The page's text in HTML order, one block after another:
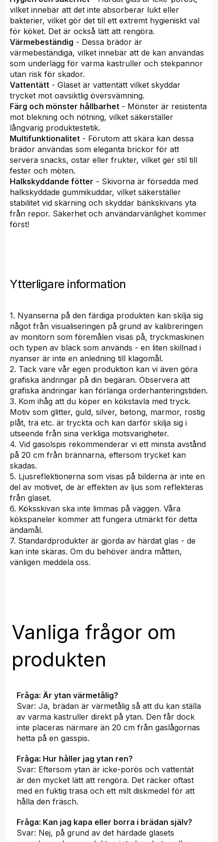
vilket innebär att det inte absorberar lukt eller
bakterier, vilket gör det till ett extremt hygieniskt val
för köket. Det är också lätt att rengöra.
Värmebeständig - Dessa brädor är
värmebeständiga, vilket innebär att de kan användas
som underlägg för varma kastruller och stekpannor
utan risk för skador.
Vattentätt - Glaset är vattentätt vilket skyddar
trycket mot oavsiktlig översvämning.
Färg och mönster hållbarhet - Mönster är resistenta
mot blekning och nötning, vilket säkerställer
långvarig produktestetik.
Multifunktionalitet - Förutom att skära kan dessa
brädor användas som eleganta brickor för att
servera snacks, ostar eller frukter, vilket ger stil till
fester och möten.
Halkskyddande fötter - Skivorna är försedda med
halkskyddade gummikuddar, vilket säkerställer
stabilitet vid skärning och skyddar bänkskivans yta
från repor. Säkerhet och användarvänlighet kommer
först!
Ytterligare information
1. Nyanserna på den färdiga produkten kan skilja sig
något från visualiseringen på grund av kalibreringen
av monitorn som föremålen visas på, tryckmaskinen
och typen av bläck som används - en liten skillnad i
nyanser är inte en anledning till klagomål.
2. Tack vare vår egen produktion kan vi även göra
grafiska ändringar på din begäran. Observera att
grafiska ändringar kan förlänga orderhanteringstiden.
3. Kom ihåg att du köper en kökstavla med tryck.
Motiv som glitter, guld, silver, betong, marmor, rostig
plåt, trä etc. är tryckta och kan därför skilja sig i
utseende från sina verkliga motsvarigheter.
4. Vid gasolspis rekommenderar vi ett minsta avstånd
på 20 cm från brännarna, eftersom trycket kan
skadas.
5. Ljusreflektionerna som visas på bilderna är inte en
del av motivet, de är effekten av ljus som reflekteras
från glaset.
6. Köksskivan ska inte limmas på väggen. Våra
kökspaneler kommer att fungera utmärkt för detta
ändamål.
7. Standardprodukter är gjorda av härdat glas - de
kan inte skäras. Om du behöver ändra måtten,
vänligen meddela oss.
Vanliga frågor om
produkten
Fråga: Är ytan värmetålig?
Svar: Ja, brädan är värmetålig så att du kan ställa
av varma kastruller direkt på ytan. Den får dock
inte placeras närmare än 20 cm från gaslågornas
hetta på en gasspis.
Fråga: Hur håller jag ytan ren?
Svar: Eftersom ytan är icke-porös och vattentät
är den mycket lätt att rengöra. Det räcker oftast
med en fuktig trasa och ett milt diskmedel för att
hålla den fräsch.
Fråga: Kan jag kapa eller borra i brädan själv?
Svar: Nej, på grund av det härdade glasets